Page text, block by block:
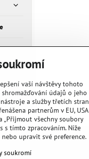
vaší návštěvy tohoto
údajů o jeho
a služby třetích stran
partnerům v EU, USA
všechny soubory
s tímto zpracováním. Níže
upravit své preference.
soukromí